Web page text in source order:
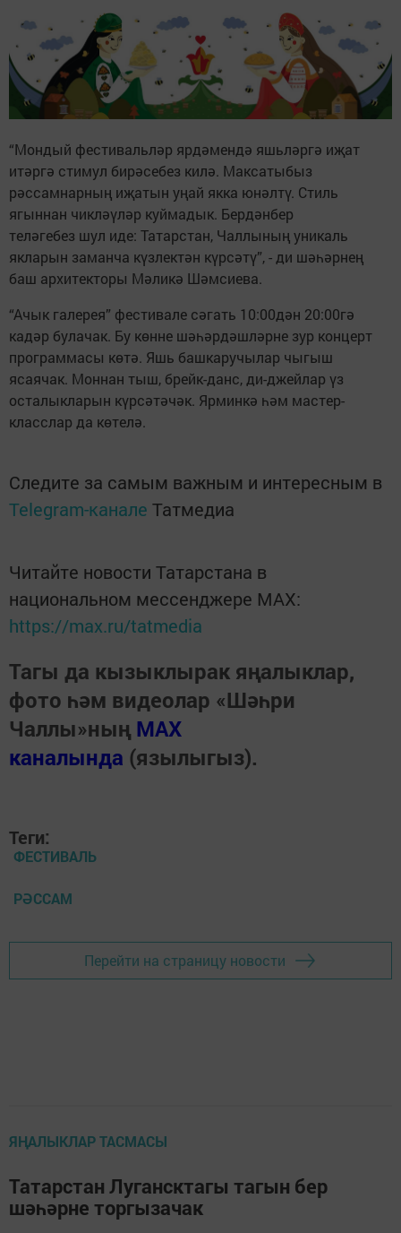
“Мондый фестивальләр ярдәмендә яшьләргә иҗат
итәргә стимул бирәсебез килә. Максатыбыз
рәссамнарның иҗатын уңай якка юнәлтү. Стиль
ягыннан чикләүләр куймадык. Бердәнбер
теләгебез шул иде: Татарстан, Чаллының уникаль
якларын заманча күзлектән күрсәтү”, - ди шәһәрнең
баш архитекторы Мәликә Шәмсиева.
“Ачык галерея” фестивале сәгать 10:00дән 20:00гә
кадәр булачак. Бу көнне шәһәрдәшләрне зур концерт
программасы көтә. Яшь башкаручылар чыгыш
ясаячак. Моннан тыш, брейк-данс, ди-джейлар үз
осталыкларын күрсәтәчәк. Ярминкә һәм мастер-
класслар да көтелә.
Следите за самым важным и интересным в
Telegram-канале Татмедиа
Читайте новости Татарстана в
национальном мессенджере MАХ:
https://max.ru/tatmedia
Тагы да кызыклырак яңалыклар,
фото һәм видеолар «Шәһри
Чаллы»ның MAX
каналында (язылыгыз).
Теги:
ФЕСТИВАЛЬ
РӘССАМ
Перейти на страницу новости
ЯҢАЛЫКЛАР ТАСМАСЫ
Татарстан Лугансктагы тагын бер
шәһәрне торгызачак